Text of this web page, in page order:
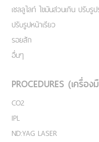
เชลลูไลท์ ไขมันส่วนเกิน ปรับรู
ปรับรูปหน้าเรียว
รอยสัก
อื่นๆ
PROCEDURES (เครื่อง
CO2
IPL
ND:YAG LASER